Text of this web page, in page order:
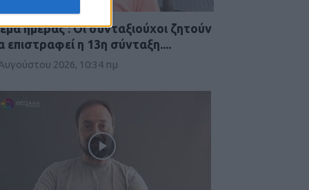
ημέρας : Οι συνταξιούχοι ζητούν
επιστραφεί η 13η σύνταξη....
2026, 10:34 πμ